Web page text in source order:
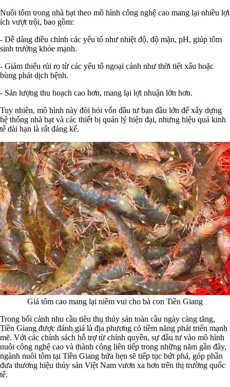
Nuôi tôm trong nhà bạt theo mô hình công nghệ cao mang lại nhiều lợi
ích vượt trội, bao gồm:
- Dễ dàng điều chỉnh các yếu tố như nhiệt độ, độ mặn, pH, giúp tôm
sinh trưởng khỏe mạnh.
- Giảm thiểu rủi ro từ các yếu tố ngoại cảnh như thời tiết xấu hoặc
bùng phát dịch bệnh.
- Sản lượng thu hoạch cao hơn, mang lại lợi nhuận lớn hơn.
Tuy nhiên, mô hình này đòi hỏi vốn đầu tư ban đầu lớn để xây dựng
hệ thống nhà bạt và các thiết bị quản lý hiện đại, nhưng hiệu quả kinh
tế dài hạn là rất đáng kể.
Giá tôm cao mang lại niềm vui cho bà con Tiền Giang
Trong bối cảnh nhu cầu tiêu thụ thủy sản toàn cầu ngày càng tăng,
Tiền Giang được đánh giá là địa phương có tiềm năng phát triển mạnh
mẽ. Với các chính sách hỗ trợ từ chính quyền, sự đầu tư vào mô hình
nuôi công nghệ cao và thành công liên tiếp trong những năm gần đây,
ngành nuôi tôm tại Tiền Giang hứa hẹn sẽ tiếp tục bứt phá, góp phần
đưa thương hiệu thủy sản Việt Nam vươn xa hơn trên thị trường quốc
tế.